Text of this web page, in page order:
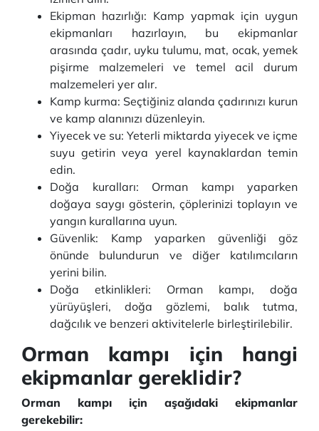
Ekipman hazırlığı: Kamp yapmak için uygun
ekipmanları hazırlayın, bu ekipmanlar
arasında çadır, uyku tulumu, mat, ocak, yemek
pişirme malzemeleri ve temel acil durum
malzemeleri yer alır.
Kamp kurma: Seçtiğiniz alanda çadırınızı kurun
ve kamp alanınızı düzenleyin.
Yiyecek ve su: Yeterli miktarda yiyecek ve içme
suyu getirin veya yerel kaynaklardan temin
edin.
Doğa kuralları: Orman kampı yaparken
doğaya saygı gösterin, çöplerinizi toplayın ve
yangın kurallarına uyun.
Güvenlik: Kamp yaparken güvenliği göz
önünde bulundurun ve diğer katılımcıların
yerini bilin.
Doğa etkinlikleri: Orman kampı, doğa
yürüyüşleri, doğa gözlemi, balık tutma,
dağcılık ve benzeri aktivitelerle birleştirilebilir.
Orman kampı için hangi
ekipmanlar gereklidir?
Orman kampı için aşağıdaki ekipmanlar
gerekebilir: